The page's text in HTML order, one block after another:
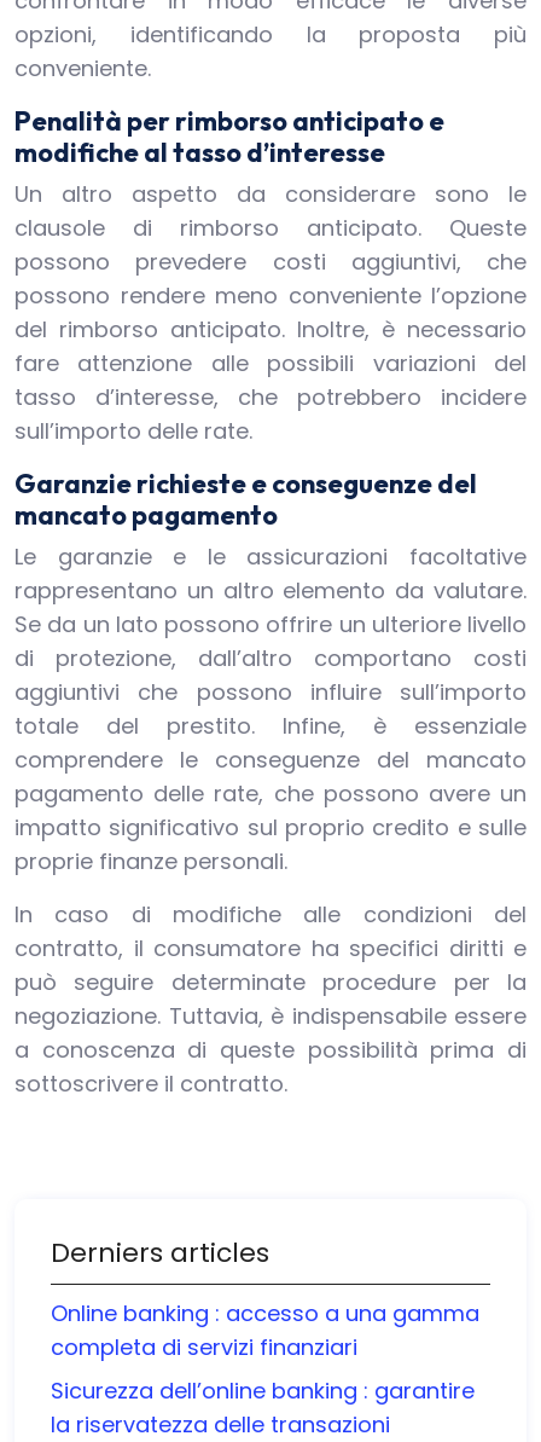
opzioni, identificando la proposta più
conveniente.
Penalità per rimborso anticipato e
modifiche al tasso d’interesse
Un altro aspetto da considerare sono le
clausole di rimborso anticipato. Queste
possono prevedere costi aggiuntivi, che
possono rendere meno conveniente l’opzione
del rimborso anticipato. Inoltre, è necessario
fare attenzione alle possibili variazioni del
tasso d’interesse, che potrebbero incidere
sull’importo delle rate.
Garanzie richieste e conseguenze del
mancato pagamento
Le garanzie e le assicurazioni facoltative
rappresentano un altro elemento da valutare.
Se da un lato possono offrire un ulteriore livello
di protezione, dall’altro comportano costi
aggiuntivi che possono influire sull’importo
totale del prestito. Infine, è essenziale
comprendere le conseguenze del mancato
pagamento delle rate, che possono avere un
impatto significativo sul proprio credito e sulle
proprie finanze personali.
In caso di modifiche alle condizioni del
contratto, il consumatore ha specifici diritti e
può seguire determinate procedure per la
negoziazione. Tuttavia, è indispensabile essere
a conoscenza di queste possibilità prima di
sottoscrivere il contratto.
Derniers articles
Online banking : accesso a una gamma
completa di servizi finanziari
Sicurezza dell’online banking : garantire
la riservatezza delle transazioni